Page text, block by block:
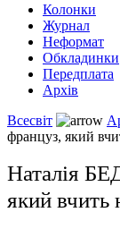
Колонки
Журнал
Неформат
Обкладинки
Передплата
Архів
Всесвіт
француз, який
Наталія
який вчить